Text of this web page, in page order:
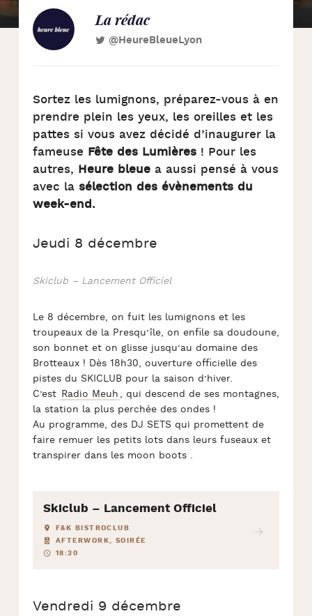
La rédac
@HeureBleueLyon
Sortez les lumignons, préparez-vous à en
prendre plein les yeux, les oreilles et les
pattes si vous avez décidé d’inaugurer la
fameuse Fête des Lumières! Pour les
autres, Heure bleuea aussi pensé à vous
avec lasélection des évènements du
week-end.
Jeudi 8 décembre
Skiclub – Lancement Officiel
Le 8 décembre, on fuit les lumignons et les
troupeaux de la Presqu’île, on enfile sa doudoune,
son bonnet et on glisse jusqu’au domaine des
Brotteaux ! Dès 18h30, ouverture officielle des
pistes du SKICLUB pour la saison d’hiver.
C’est Radio Meuh , qui descend de ses montagnes,
la station la plus perchée des ondes !
Au programme, des DJ SETS qui promettent de
faire remuer les petits lots dans leurs fuseaux et
transpirer dans les moon boots .
Skiclub – Lancement Officiel
F&K BISTROCLUB
AFTERWORK, SOIRÉE
18:30
Vendredi 9 décembre